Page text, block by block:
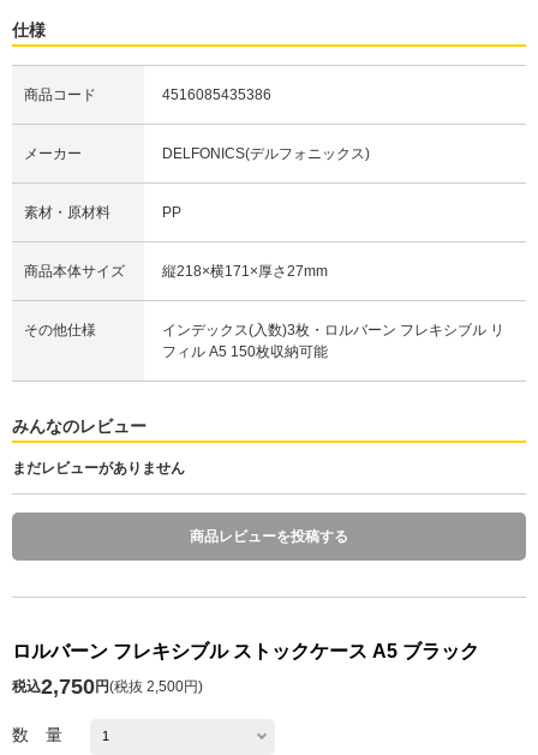
仕様
商品コード 4516085435386
メーカー DELFONICS(デルフォニックス)
素材・原材料 PP
商品本体サイズ 縦218×横171×厚さ27mm
その他仕様
インデックス(入数)3枚・ロルバーン フレキシブル リ
フィル A5 150枚収納可能
みんなのレビュー
まだレビューがありません
商品レビューを投稿する
ロルバーン フレキシブル ストックケース A5 ブラック
税込2,750円(税抜 2,500円)
数 量